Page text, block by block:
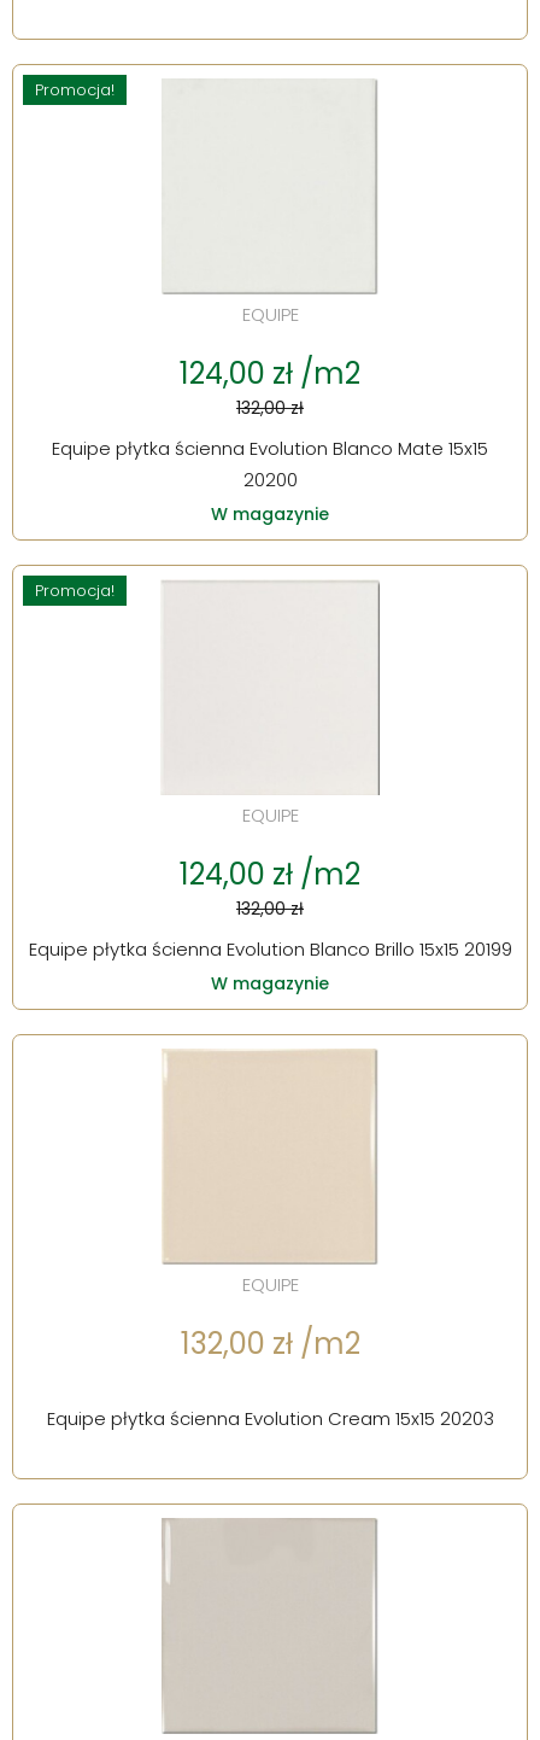
Promocja!
EQUIPE
124,00 zł /m2
132,00 zł
Equipe płytka ścienna Evolution Blanco Mate 15x15
20200
W magazynie
Promocja!
EQUIPE
124,00 zł /m2
132,00 zł
Equipe płytka ścienna Evolution Blanco Brillo 15x15 20199
W magazynie
EQUIPE
132,00 zł /m2
Equipe płytka ścienna Evolution Cream 15x15 20203